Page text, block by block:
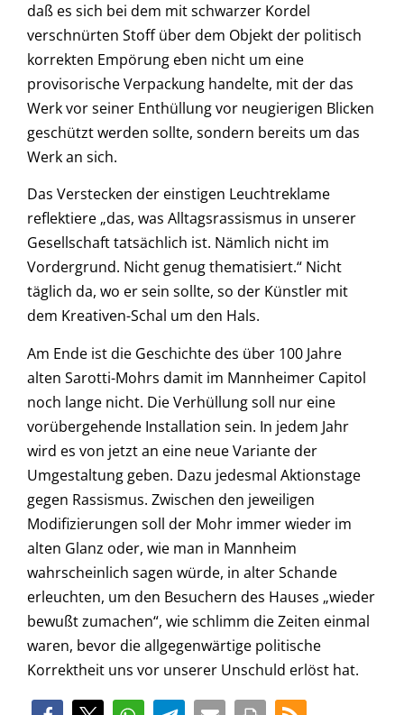
daß es sich bei dem mit schwarzer Kordel
verschnürten Stoff über dem Objekt der politisch
korrekten Empörung eben nicht um eine
provisorische Verpackung handelte, mit der das
Werk vor seiner Enthüllung vor neugierigen Blicken
geschützt werden sollte, sondern bereits um das
Werk an sich.
Das Verstecken der einstigen Leuchtreklame
reflektiere „das, was Alltagsrassismus in unserer
Gesellschaft tatsächlich ist. Nämlich nicht im
Vordergrund. Nicht genug thematisiert.“ Nicht
täglich da, wo er sein sollte, so der Künstler mit
dem Kreativen-Schal um den Hals.
Am Ende ist die Geschichte des über 100 Jahre
alten Sarotti-Mohrs damit im Mannheimer Capitol
noch lange nicht. Die Verhüllung soll nur eine
vorübergehende Installation sein. In jedem Jahr
wird es von jetzt an eine neue Variante der
Umgestaltung geben. Dazu jedesmal Aktionstage
gegen Rassismus. Zwischen den jeweiligen
Modifizierungen soll der Mohr immer wieder im
alten Glanz oder, wie man in Mannheim
wahrscheinlich sagen würde, in alter Schande
erleuchten, um den Besuchern des Hauses „wieder
bewußt zumachen“, wie schlimm die Zeiten einmal
waren, bevor die allgegenwärtige politische
Korrektheit uns vor unserer Unschuld erlöst hat.